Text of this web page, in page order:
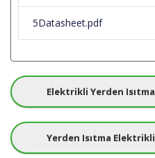
5Datasheet.pdf
Elektrikli Yerden Isıtma
Yerden Isıtma Elektrikli